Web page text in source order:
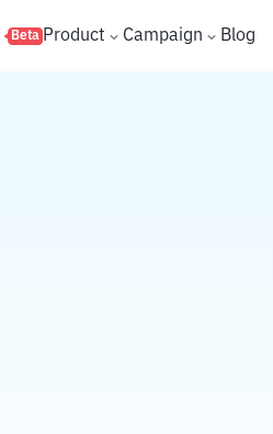
Beta Product Campaign Blog